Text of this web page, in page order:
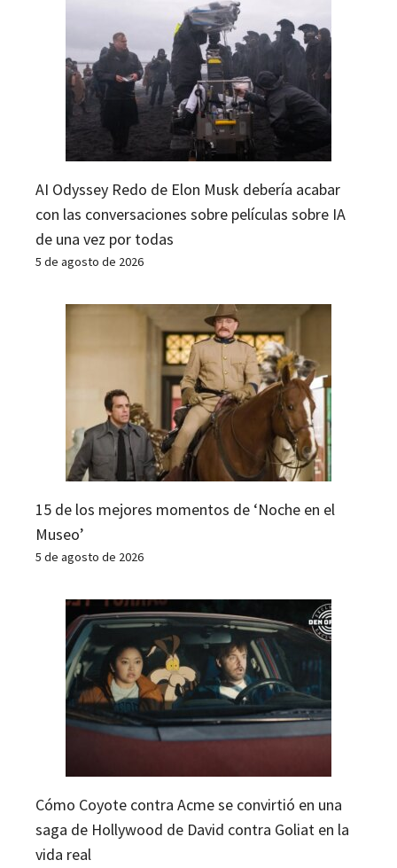
AI Odyssey Redo de Elon Musk debería acabar
con las conversaciones sobre películas sobre IA
de una vez por todas
5 de agosto de 2026
15 de los mejores momentos de ‘Noche en el
Museo’
5 de agosto de 2026
Cómo Coyote contra Acme se convirtió en una
saga de Hollywood de David contra Goliat en la
vida real